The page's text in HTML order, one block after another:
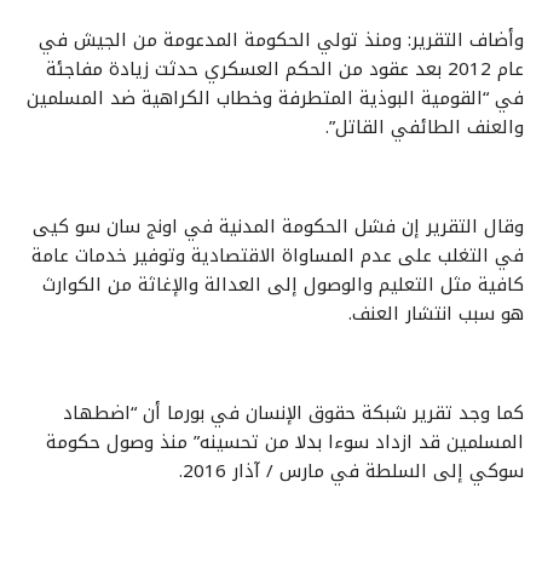
وأضاف التقرير: ومنذ تولي الحكومة المدعومة من الجيش في
عام 2012 بعد عقود من الحكم العسكري حدثت زيادة مفاجئة
في “القومية البوذية المتطرفة وخطاب الكراهية ضد المسلمين
والعنف الطائفي القاتل”.
وقال التقرير إن فشل الحكومة المدنية في اونج سان سو كيى
في التغلب على عدم المساواة الاقتصادية وتوفير خدمات عامة
كافية مثل التعليم والوصول إلى العدالة والإغاثة من الكوارث
هو سبب انتشار العنف.
كما وجد تقرير شبكة حقوق الإنسان في بورما أن “اضطهاد
المسلمين قد ازداد سوءا بدلا من تحسينه” منذ وصول حكومة
سوكي إلى السلطة في مارس / آذار 2016.